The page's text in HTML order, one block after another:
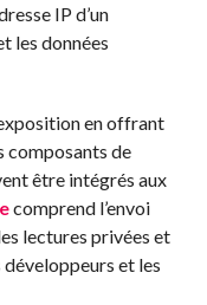
IP d’un
les données
en offrant
composants de
être intégrés aux
comprend l’envoi
lectures privées et
et les